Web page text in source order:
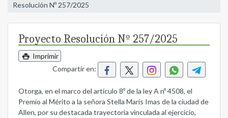
Resolución Nº 257/2025
Proyecto Resolución Nº 257/2025
Imprimir
Compartir en:
Otorga, en el marco del artículo 8º de la ley A nº 4508, el
Premio al Mérito a la señora Stella Maris Imas de la ciudad de
Allen, por su destacada trayectoria vinculada al ejercicio,